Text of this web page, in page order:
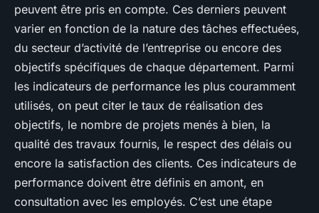
peuvent être pris en compte. Ces derniers peuvent
varier en fonction de la nature des tâches effectuées,
du secteur d’activité de l’entreprise ou encore des
objectifs spécifiques de chaque département. Parmi
les indicateurs de performance les plus couramment
utilisés, on peut citer le taux de réalisation des
objectifs, le nombre de projets menés à bien, la
qualité des travaux fournis, le respect des délais ou
encore la satisfaction des clients. Ces indicateurs de
performance doivent être définis en amont, en
consultation avec les employés. C’est une étape